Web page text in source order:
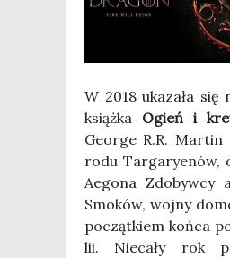
W 2018 uka­za­ła się
książ­ka Ogień i
Geo­r­ge R.R. Mar­tin
rodu Tar­ga­ry­enów,
Aego­na Zdo­byw­cy
Smo­ków, woj­ny
począt­kiem koń­ca
lii. Nie­ca­ły rok